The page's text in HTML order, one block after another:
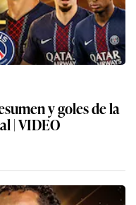
y goles de la
| VIDEO